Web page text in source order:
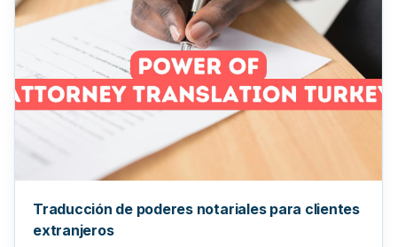
Traducción de poderes notariales para clientes
extranjeros